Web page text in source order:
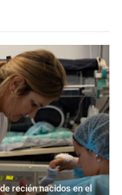
recién nacidos en el